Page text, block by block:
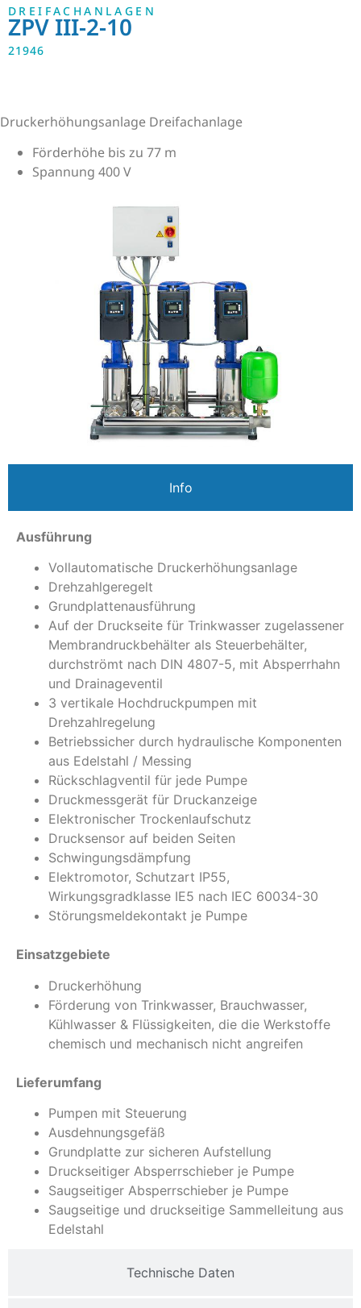
DREIFACHANLAGEN
ZPV III-2-10
21946
Druckerhöhungsanlage Dreifachanlage
Förderhöhe bis zu 77 m
Spannung 400 V
Info
Technische Daten
Ausführung
Vollautomatische Druckerhöhungsanlage
Drehzahlgeregelt
Grundplattenausführung
Auf der Druckseite für Trinkwasser zugelassener
Membrandruckbehälter als Steuerbehälter,
durchströmt nach DIN 4807-5, mit Absperrhahn
und Drainageventil
3 vertikale Hochdruckpumpen mit
Drehzahlregelung
Betriebssicher durch hydraulische Komponenten
aus Edelstahl / Messing
Rückschlagventil für jede Pumpe
Druckmessgerät für Druckanzeige
Elektronischer Trockenlaufschutz
Drucksensor auf beiden Seiten
Schwingungsdämpfung
Elektromotor, Schutzart IP55,
Wirkungsgradklasse IE5 nach IEC 60034-30
Störungsmeldekontakt je Pumpe
Einsatzgebiete
Druckerhöhung
Förderung von Trinkwasser, Brauchwasser,
Kühlwasser & Flüssigkeiten, die die Werkstoffe
chemisch und mechanisch nicht angreifen
Lieferumfang
Pumpen mit Steuerung
Ausdehnungsgefäß
Grundplatte zur sicheren Aufstellung
Druckseitiger Absperrschieber je Pumpe
Saugseitiger Absperrschieber je Pumpe
Saugseitige und druckseitige Sammelleitung aus
Edelstahl